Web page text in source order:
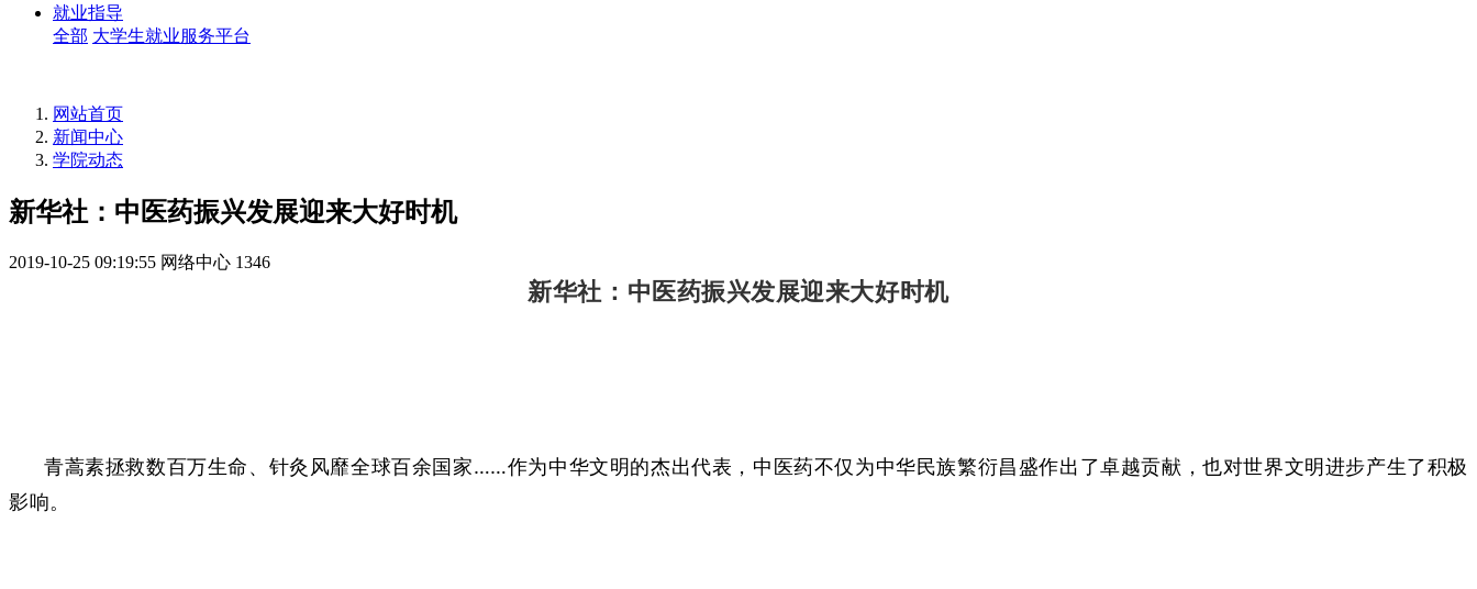
就业指导
全部 大学生就业服务平台
网站首页
新闻中心
学院动态
新华社：中医药振兴发展迎来大好时机
2019-10-25 09:19:55 网络中心 1346
新华社：中医药振兴发展迎来大好时机
青蒿素拯救数百万生命、针灸风靡全球百余国家……作为中华文明的杰出代表，中医药不仅为中华民族繁衍昌盛作出了卓越贡献，也对世界文明进步产生了积极
影响。